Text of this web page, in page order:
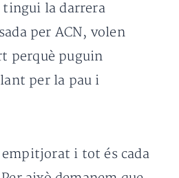
tingui la darrera
per ACN, volen
perquè puguin
per la pau i
empitjorat i tot és cada